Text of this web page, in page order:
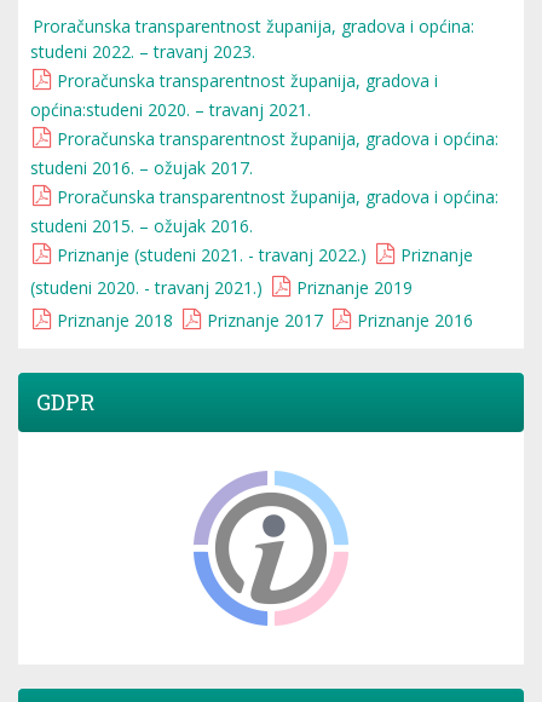
Proračunska transparentnost županija, gradova i općina:
studeni 2022. – travanj 2023.
Proračunska transparentnost županija, gradova i
općina:studeni 2020. – travanj 2021.
Proračunska transparentnost županija, gradova i općina:
studeni 2016. – ožujak 2017.
Proračunska transparentnost županija, gradova i općina:
studeni 2015. – ožujak 2016.
Priznanje (studeni 2021. - travanj 2022.)
Priznanje
(studeni 2020. - travanj 2021.)
Priznanje 2019
Priznanje 2018
Priznanje 2017 Priznanje 2016
GDPR